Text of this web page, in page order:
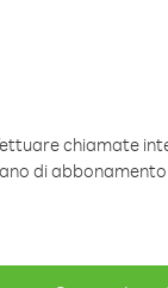
chiamate
di